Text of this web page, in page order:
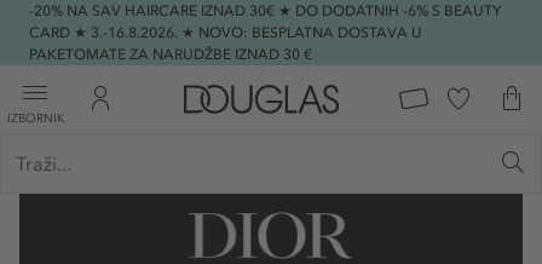
-20% NA SAV HAIRCARE IZNAD 30€ ★ DO DODATNIH -6% S BEAUTY
CARD ★ 3.-16.8.2026. ★ NOVO: BESPLATNA DOSTAVA U
PAKETOMATE ZA NARUDŽBE IZNAD 30 €
IZBORNIK